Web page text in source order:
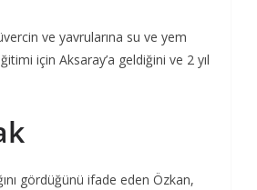
ve yavrularına su ve yem
için Aksaray’a geldiğini ve 2 yıl
gördüğünü ifade eden Özkan,